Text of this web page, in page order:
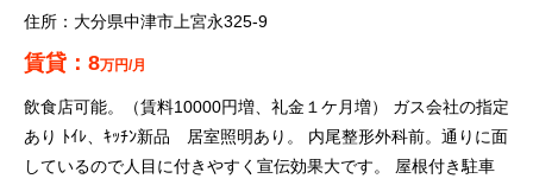
大分県中津市上宮永325-9
8万円/月
飲食店可能。（賃料10000円増、礼金１ケ月増） ガス会社の指定
あり ﾄｲﾚ、ｷｯﾁﾝ新品 居室照明あり。 内尾整形外科前。通りに面
しているので人目に付きやすく宣伝効果大です。 屋根付き駐車